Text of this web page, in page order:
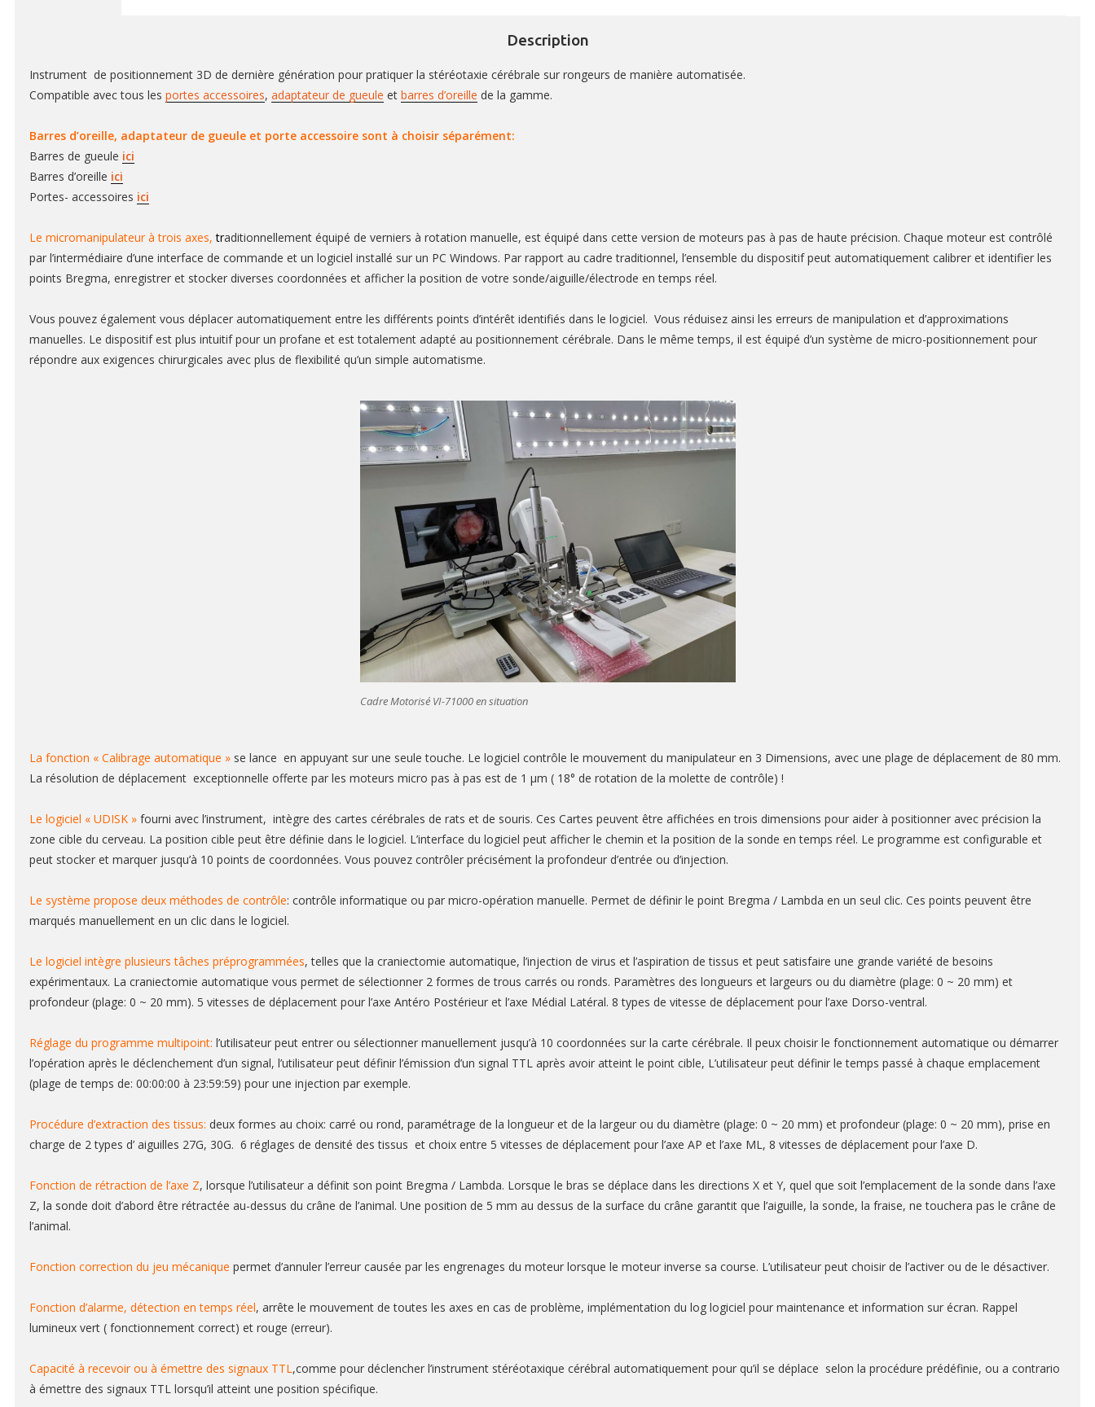
Description
Instrument de positionnement 3D de dernière génération pour pratiquer la stéréotaxie cérébrale sur rongeurs de manière automatisée.
Compatible avec tous les portes accessoires, adaptateur de gueule et barres d’oreille de la gamme.
Barres d’oreille, adaptateur de gueule et porte accessoire sont à choisir séparément:
Barres de gueule ici
Barres d’oreille ici
Portes- accessoires ici
Le micromanipulateur à trois axes,traditionnellement équipé de verniers à rotation manuelle, est équipé dans cette version de moteurs pas à pas de haute précision. Chaque moteur est contrôlé
par l’intermédiaire d’une interface de commande et un logiciel installé sur un PC Windows. Par rapport au cadre traditionnel, l’ensemble du dispositif peut automatiquement calibrer et identifier les
points Bregma, enregistrer et stocker diverses coordonnées et afficher la position de votre sonde/aiguille/électrode en temps réel.
Vous pouvez également vous déplacer automatiquement entre les différents points d’intérêt identifiés dans le logiciel. Vous réduisez ainsi les erreurs de manipulation et d’approximations
manuelles. Le dispositif est plus intuitif pour un profane et est totalement adapté au positionnement cérébrale. Dans le même temps, il est équipé d’un système de micro-positionnement pour
répondre aux exigences chirurgicales avec plus de flexibilité qu’un simple automatisme.
Cadre Motorisé VI-71000 en situation
La fonction « Calibrage automatique » se lance en appuyant sur une seule touche. Le logiciel contrôle le mouvement du manipulateur en 3 Dimensions, avec une plage de déplacement de 80 mm.
La résolution de déplacement exceptionnelle offerte par les moteurs micro pas à pas est de 1 μm ( 18° de rotation de la molette de contrôle) !
Le logiciel « UDISK » fourni avec l’instrument, intègre des cartes cérébrales de rats et de souris. Ces Cartes peuvent être affichées en trois dimensions pour aider à positionner avec précision la
zone cible du cerveau. La position cible peut être définie dans le logiciel. L’interface du logiciel peut afficher le chemin et la position de la sonde en temps réel. Le programme est configurable et
peut stocker et marquer jusqu’à 10 points de coordonnées. Vous pouvez contrôler précisément la profondeur d’entrée ou d’injection.
Le système propose deux méthodes de contrôle: contrôle informatique ou par micro-opération manuelle. Permet de définir le point Bregma / Lambda en un seul clic. Ces points peuvent être
marqués manuellement en un clic dans le logiciel.
Le logiciel intègre plusieurs tâches préprogrammées, telles que la craniectomie automatique, l’injection de virus et l’aspiration de tissus et peut satisfaire une grande variété de besoins
expérimentaux. La craniectomie automatique vous permet de sélectionner 2 formes de trous carrés ou ronds. Paramètres des longueurs et largeurs ou du diamètre (plage: 0 ~ 20 mm) et
profondeur (plage: 0 ~ 20 mm). 5 vitesses de déplacement pour l’axe Antéro Postérieur et l’axe Médial Latéral. 8 types de vitesse de déplacement pour l’axe Dorso-ventral.
Réglage du programme multipoint: l’utilisateur peut entrer ou sélectionner manuellement jusqu’à 10 coordonnées sur la carte cérébrale. Il peux choisir le fonctionnement automatique ou démarrer
l’opération après le déclenchement d’un signal, l’utilisateur peut définir l’émission d’un signal TTL après avoir atteint le point cible, L’utilisateur peut définir le temps passé à chaque emplacement
(plage de temps de: 00:00:00 à 23:59:59) pour une injection par exemple.
Procédure d’extraction des tissus: deux formes au choix: carré ou rond, paramétrage de la longueur et de la largeur ou du diamètre (plage: 0 ~ 20 mm) et profondeur (plage: 0 ~ 20 mm), prise en
charge de 2 types d’ aiguilles 27G, 30G. 6 réglages de densité des tissus et choix entre 5 vitesses de déplacement pour l’axe AP et l’axe ML, 8 vitesses de déplacement pour l’axe D.
Fonction de rétraction de l’axe Z, lorsque l’utilisateur a définit son point Bregma / Lambda. Lorsque le bras se déplace dans les directions X et Y, quel que soit l’emplacement de la sonde dans l’axe
Z, la sonde doit d’abord être rétractée au-dessus du crâne de l’animal. Une position de 5 mm au dessus de la surface du crâne garantit que l’aiguille, la sonde, la fraise, ne touchera pas le crâne de
l’animal.
Fonction correction du jeu mécanique permet d’annuler l’erreur causée par les engrenages du moteur lorsque le moteur inverse sa course. L’utilisateur peut choisir de l’activer ou de le désactiver.
Fonction d’alarme, détection en temps réel, arrête le mouvement de toutes les axes en cas de problème, implémentation du log logiciel pour maintenance et information sur écran. Rappel
lumineux vert ( fonctionnement correct) et rouge (erreur).
Capacité à recevoir ou à émettre des signaux TTL,comme pour déclencher l’instrument stéréotaxique cérébral automatiquement pour qu’il se déplace selon la procédure prédéfinie, ou a contrario
à émettre des signaux TTL lorsqu’il atteint une position spécifique.